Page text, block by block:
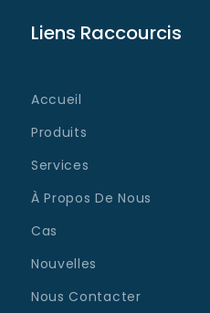
Liens Raccourcis
Accueil
Produits
Services
À Propos De Nous
Cas
Nouvelles
Nous Contacter